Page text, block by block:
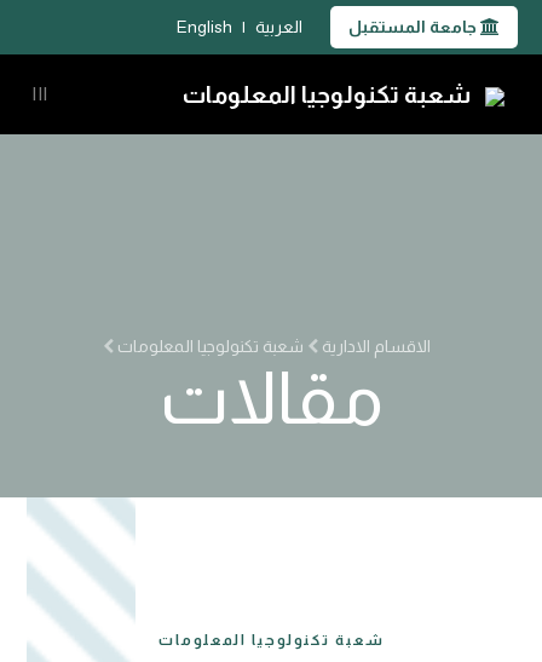
جامعة المستقبل العربية |
English
شعبة تكنولوجيا المعلومات |||
الاقسام الادارية شعبة تكنولوجيا المعلومات
مقالات
شعبة تكنولوجيا المعلومات